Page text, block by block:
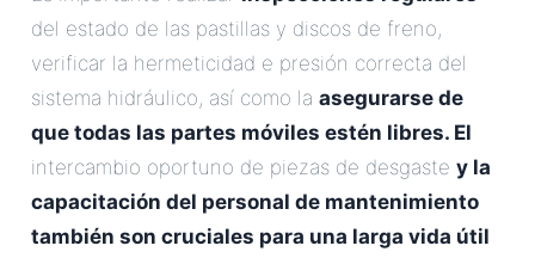
del estado de las pastillas y discos de freno,
verificar la hermeticidad e presión correcta del
sistema hidráulico, así como la asegurarse de
que todas las partes móviles estén libres. El
intercambio oportuno de piezas de desgaste y la
capacitación del personal de mantenimiento
también son cruciales para una larga vida útil